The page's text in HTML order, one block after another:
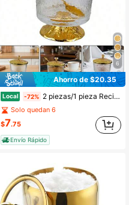
6
Ahorro de $20.35
Local -72% 2 piezas/1 pieza Recipientes de cristal para condimentos, tazón de azúcar de cristal con tapa y cuchara, tarro contenedor de azúcar, recipiente para condimentos, salero y pimentero para cocina, cafetería y restaurante
Solo quedan 6
$7.75
Envío Rápido